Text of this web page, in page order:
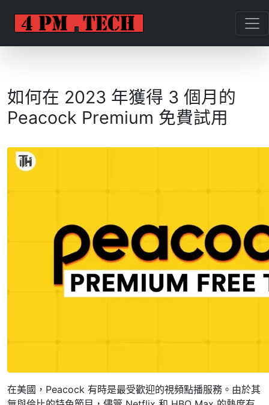
如何在 2023 年獲得 3 個月的
Peacock Premium 免費試用
在美國，Peacock 有時是最受歡迎的視頻點播服務。由於其